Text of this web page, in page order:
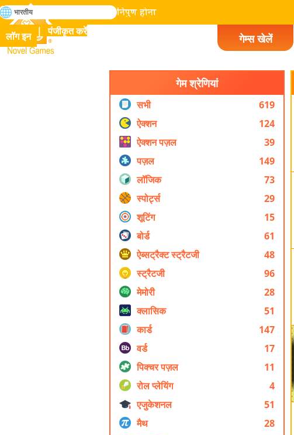
Novel Games
मानव इतिहास में सभी गेम में निपुण होना
खोजे
गेम्स खेलें
लॉग इन पंजीकृत करें
भारतीय
गेम श्रेणियां
सभी
619
ऐक्शन
124
ऐक्शन पज़ल
39
पज़ल
149
लॉजिक
73
स्पोर्ट्स
29
शूटिंग
15
बोर्ड
61
ऐब्सट्रैक्ट स्ट्रैटजी
48
स्ट्रैटजी
96
मेमोरी
28
क्लासिक
51
कार्ड
147
वर्ड
17
पिक्चर पज़ल
11
रोल प्ले‍यिंग
4
एजुकेशनल
51
मैथ
28